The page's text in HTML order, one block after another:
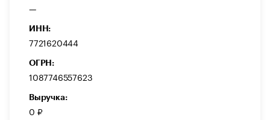
—
ИНН:
7721620444
ОГРН:
1087746557623
Выручка:
0 ₽